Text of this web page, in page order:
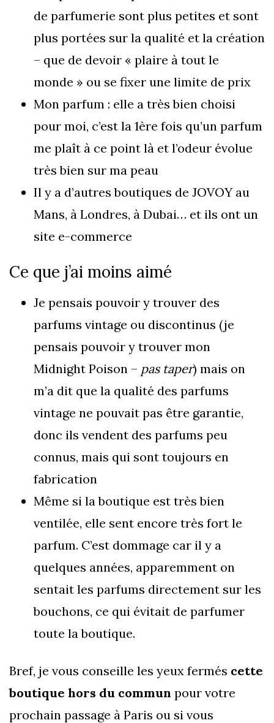
de parfumerie sont plus petites et sont
plus portées sur la qualité et la création
– que de devoir « plaire à tout le
monde » ou se fixer une limite de prix
Mon parfum : elle a très bien choisi
pour moi, c’est la 1ère fois qu’un parfum
me plaît à ce point là et l’odeur évolue
très bien sur ma peau
Il y a d’autres boutiques de JOVOY au
Mans, à Londres, à Dubai… et ils ont un
site e-commerce
Ce que j’ai moins aimé
Je pensais pouvoir y trouver des
parfums vintage ou discontinus (je
pensais pouvoir y trouver mon
Midnight Poison – pas taper) mais on
m’a dit que la qualité des parfums
vintage ne pouvait pas être garantie,
donc ils vendent des parfums peu
connus, mais qui sont toujours en
fabrication
Même si la boutique est très bien
ventilée, elle sent encore très fort le
parfum. C’est dommage car il y a
quelques années, apparemment on
sentait les parfums directement sur les
bouchons, ce qui évitait de parfumer
toute la boutique.
Bref, je vous conseille les yeux fermés cette
boutique hors du commun pour votre
prochain passage à Paris ou si vous